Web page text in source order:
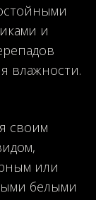
и
влажности.
своим
или
белыми